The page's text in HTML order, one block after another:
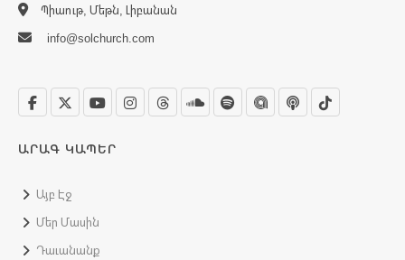
Պիաութ, Մեթն, Լիբանան
info@solchurch.com
ԱՐԱԳ ԿԱՊԵՐ
Այբ Էջ
Մեր Մասին
Դաւանանք